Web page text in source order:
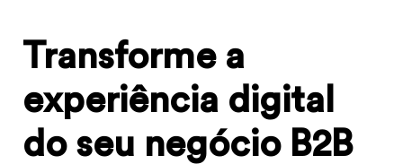
Transforme a
experiência digital
do seu negócio B2B